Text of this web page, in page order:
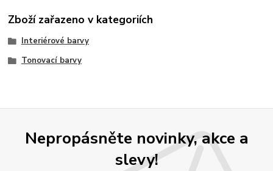
Zboží zařazeno v kategoriích
Interiérové barvy
Tonovací barvy
Nepropásněte novinky, akce a
slevy!